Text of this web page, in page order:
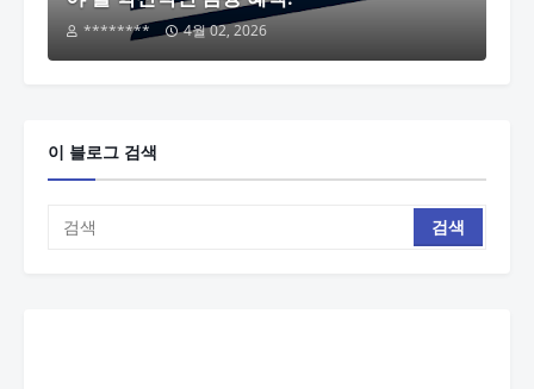
******** 4월 02, 2026
이 블로그 검색